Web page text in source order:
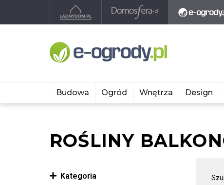
Budowa Ogród Wnętrza Design
ROŚLINY
Kategoria